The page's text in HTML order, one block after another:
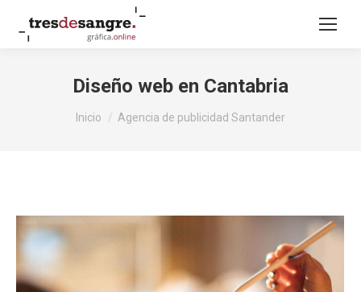
Diseño web en Cantabria
Inicio Agencia de publicidad Santander